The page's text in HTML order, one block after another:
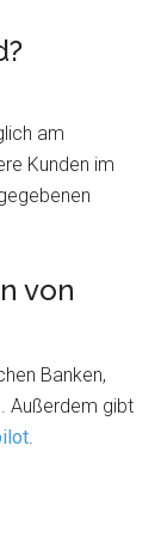
am
Kunden im
von
Banken,
Außerdem gibt
.